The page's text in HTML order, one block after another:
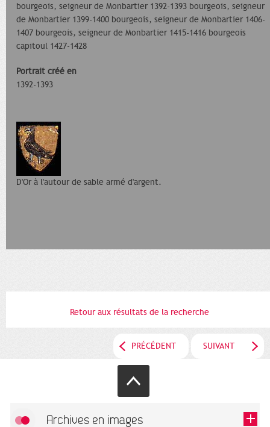
bourgeois, seigneur de Monbartier 1392-1393 bourgeois, seigneur
de Monbartier 1399-1400 bourgeois, seigneur de Monbartier 1406-
1407 bourgeois, seigneur de Monbartier 1415-1416 bourgeois
capitoul 1427-1428
Portrait créé en
1392-1393
D'Or à l'autour de sable armé d'argent.
Retour aux résultats de la recherche
PRÉCÉDENT SUIVANT
Archives en images